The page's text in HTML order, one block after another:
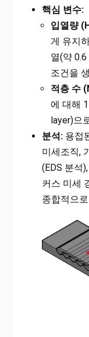
핵심 변수:
입열량
게 유지
열(약
조건을
적층 수
에 대해
layer)으
분석:용접
미세조직,
(EDS 분석
커스 미세
종합적으